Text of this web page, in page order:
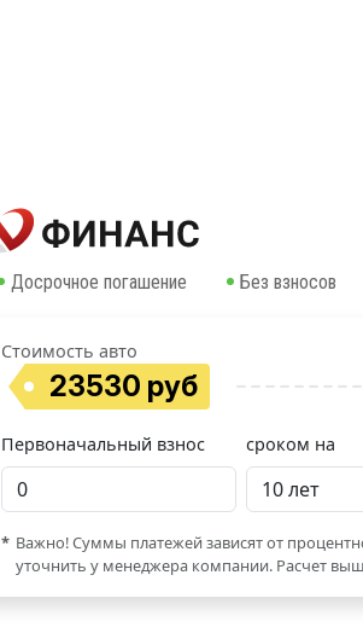
Досрочное погашение Без взносов
Стоимость авто
23530 руб
Первоначальный взнос сроком на
* Важно! Суммы платежей зависят от
уточнить у менеджера компании. Расчет